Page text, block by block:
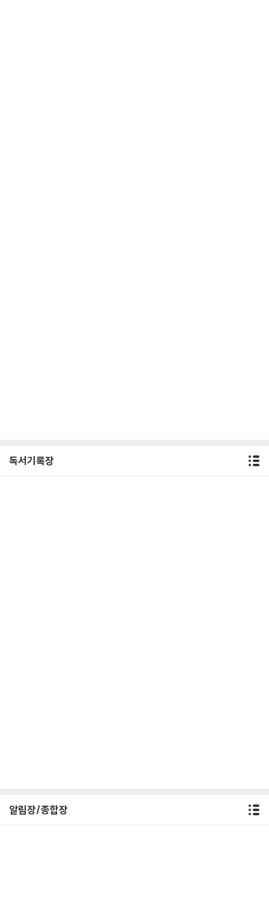
독서기록장
알림장/종합장